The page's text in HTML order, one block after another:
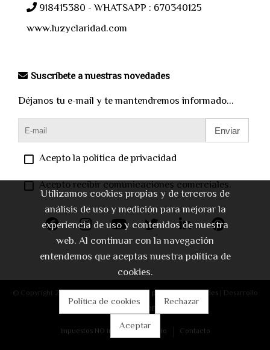
918415380 - WHATSAPP : 670340125
www.luzyclaridad.com
Suscríbete a nuestras novedades
Déjanos tu e-mail y te mantendremos informado...
Enviar
Acepto la política de privacidad
Acepto recibir comunicaciones comerciales.
© Copyright 2026 |Aviso legal|Política de privacidad|Cookies| Desarrollo
Software DELSOL
Impuestos NO incluidos
Inicio Contacto
Utilizamos cookies propias y de terceros de
análisis de uso y medición para mejorar la
experiencia de uso y contenidos de nuestra
web. Al continuar con la navegación
entendemos que aceptas nuestra política de
cookies.
Política de cookies
Rechazar
Aceptar